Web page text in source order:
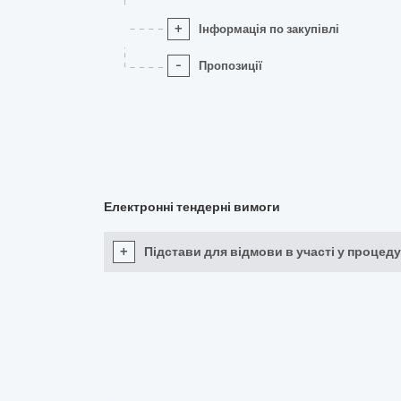
+ Інформація по закупівлі
- Пропозиції
Електронні тендерні вимоги
+ Підстави для відмови в участі у